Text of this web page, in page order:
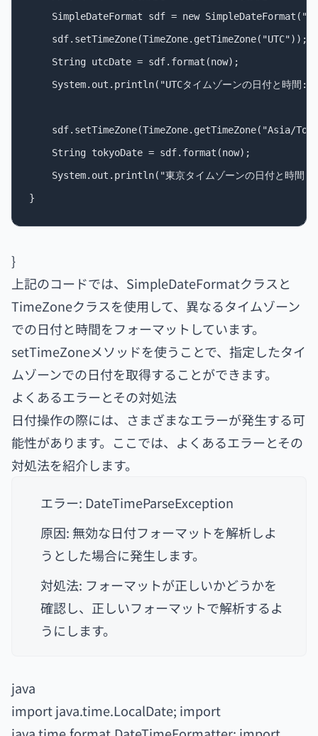
SimpleDateFormat sdf = new
    sdf.setTimeZone(TimeZone.getTimeZone("UTC"));
    String utcDate = sdf.format(now);
System.out.println("UTCタイムゾーンの日付と時間:
sdf.setTimeZone(TimeZone.getTimeZone("Asia/
    String tokyoDate = sdf.format(now);
System.out.println("東京タイムゾーンの日付と時間
}
上記のコードでは、SimpleDateFormatクラスと
TimeZoneクラスを使用して、異なるタイムゾーン
での日付と時間をフォーマットしています。
setTimeZoneメソッドを使うことで、指定したタイ
ムゾーンでの日付を取得することができます。
よくあるエラーとその対処法
日付操作の際には、さまざまなエラーが発生する可
能性があります。ここでは、よくあるエラーとその
対処法を紹介します。
エラー: DateTimeParseException
原因: 無効な日付フォーマットを解析しよ
うとした場合に発生します。
対処法: フォーマットが正しいかどうかを
確認し、正しいフォーマットで解析するよ
うにします。
java
import java.time.LocalDate; import